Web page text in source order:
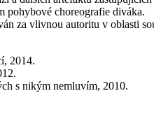
pohybové choreografie diváka.
za vlivnou autoritu v oblasti
2014.
s nikým nemluvím, 2010.